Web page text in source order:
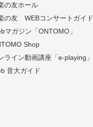
の友ホール
の友 WEBコンサートガイド
マガジン「ONTOMO」
Shop
ライン動画講座「e-playing」
音大ガイド